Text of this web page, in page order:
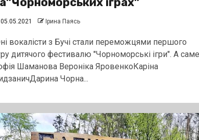
05.05.2021 Ірина Паясь
вокалісти з Бучі стали переможцями першого
дитячого фестивалю "Чорноморські ігри". А
Шаманова Вероніка ЯровенкоКаріна
Чорна...